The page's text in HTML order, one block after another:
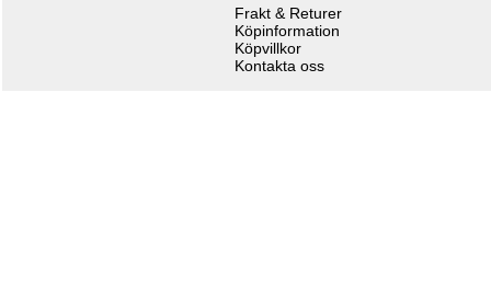
Frakt & Returer
Köpinformation
Köpvillkor
Kontakta oss